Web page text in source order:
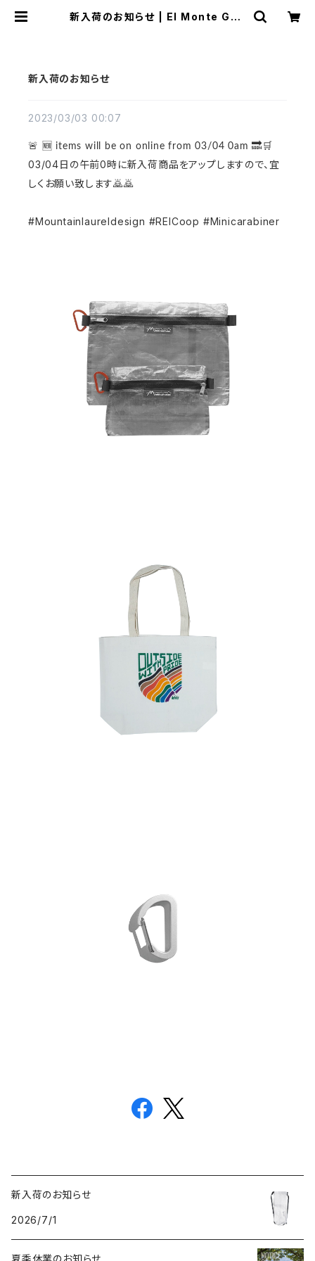
新入荷のお知らせ | El Monte Gea
新入荷のお知らせ
2023/03/03 00:07
🚨 🆕 items will be on online from 03/04 0am 🔜🛒
03/04日の午前0時に新入荷商品をアップしますので、宜
しくお願い致します🙇🙇
#Mountainlaureldesign #REICoop #Minicarabiner
新入荷のお知らせ
2026/7/1
夏季休業のお知らせ